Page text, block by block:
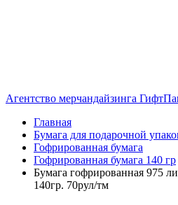
Агентство мерчандайзинга
Главная
Бумага для подарочной
Гофрированная бумага
Гофрированная бумага 140 гр
Бумага гофрированная 975
140гр. 70рул/тм